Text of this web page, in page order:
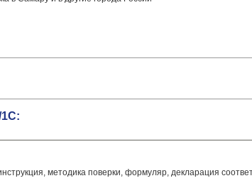
методика поверки, формуляр, декларация